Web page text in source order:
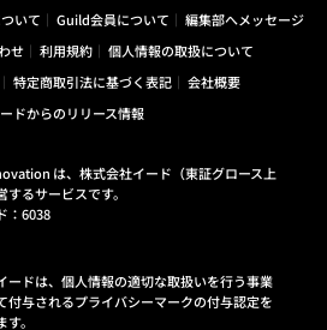
いて Guild会員について
編集部へメッセージ
せ
利用規約
個人情報の取扱について
特定商取引法に基づく表記
会社概要
ドからのリリース情報
は、株式会社イード（東証グロース上
するサービスです。
：6038
ードは、個人情報の適切な取扱いを行う事業
付与されるプライバシーマークの付与認定を
。